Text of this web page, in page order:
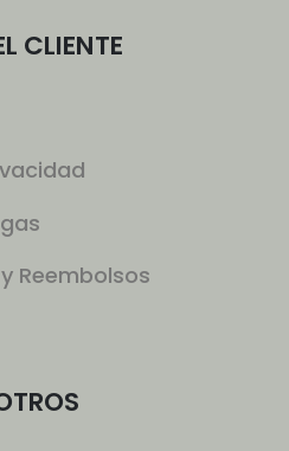
CLIENTE
Reembolsos